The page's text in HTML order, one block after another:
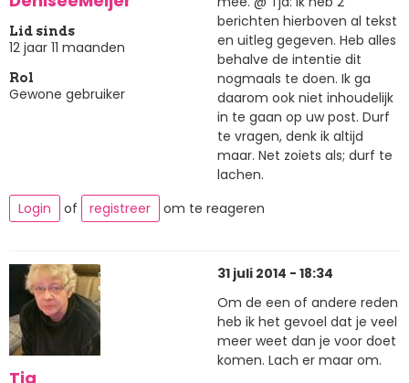
Lid sinds
12 jaar 11 maanden
Rol
Gewone gebruiker
berichten hierboven al tekst
en uitleg gegeven. Heb alles
behalve de intentie dit
nogmaals te doen. Ik ga
daarom ook niet inhoudelijk
in te gaan op uw post. Durf
te vragen, denk ik altijd
maar. Net zoiets als; durf te
lachen.
Login
of registreer om te reageren
Tja
31 juli 2014 - 18:34
Om de een of andere reden
heb ik het gevoel dat je veel
meer weet dan je voor doet
komen. Lach er maar om.